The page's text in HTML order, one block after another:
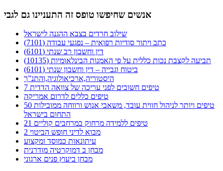
אנשים שחיפשו טופס זה התעניינו גם לגבי
שילוב חרדים בצבא ההגנה לישראל
כתב ויתור סודיות רפואית – נפגעי עבודה (7101)
דין וחשבון רב שנתי (6101)
תביעה לקצבת נכות כללית על פי האמנות הבינלאומיות (10135)
ביטוח וגבייה – דין וחשבון שנתי (6101)
היסטוריה,ארכיאולוגיה,והתנ”ך
7 טיפים חשובים לפני עריכה של צוואה הדדית
טיפים כללים לדרום אמריקה
50 טיפים ויותר לניהול חווית עובד, משאבי אנוש ורווחה ממובילות
התחום בישראל
21 טיפים ללמידה מרחוק במרחבים קוליים
מבוא לדיני חופש הביטוי 2
עיתונאות כמוסד ומקצוע
מבחן ב דמוקרטיה מודרנית
מבחן ביעוץ פנים ארגוני